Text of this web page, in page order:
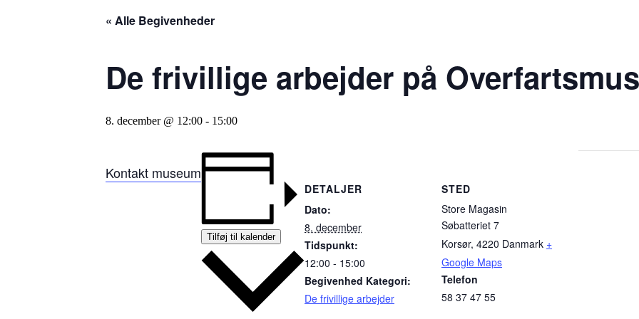
« Alle Begivenheder
De frivillige arbejder på
8. december @ 12:00 - 15:00
Kontakt museum
Tilføj til kalender
DETALJER
Dato:
8. december
Tidspunkt:
12:00 - 15:00
Begivenhed Kategori:
De frivillige arbejder
STED
Store Magasin
Søbatteriet 7
Korsør, 4220 Danmark +
Google Maps
Telefon
58 37 47 55